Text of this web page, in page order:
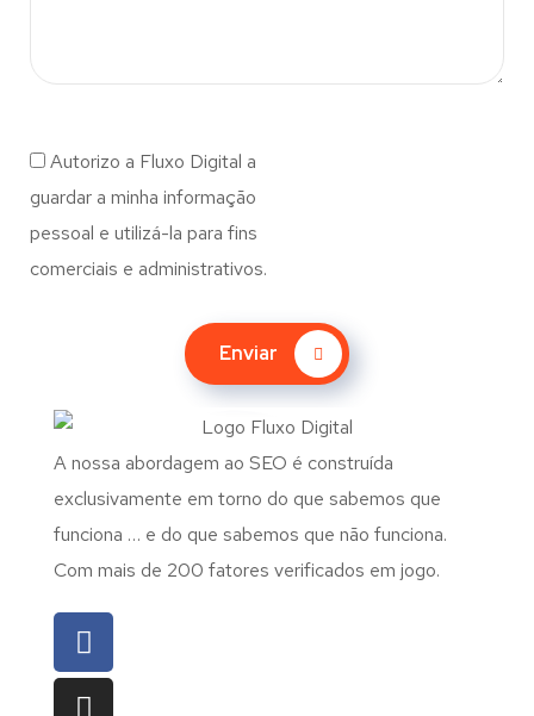
Autorizo a Fluxo Digital a
guardar a minha informação
pessoal e utilizá-la para fins
comerciais e administrativos.
Enviar
A nossa abordagem ao SEO é construída
exclusivamente em torno do que sabemos que
funciona … e do que sabemos que não funciona.
Com mais de 200 fatores verificados em jogo.